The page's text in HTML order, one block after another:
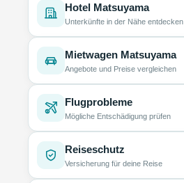
Hotel Matsuyama
Unterkünfte in der Nähe entdecken
Mietwagen Matsuyama
Angebote und Preise vergleichen
Flugprobleme
Mögliche Entschädigung prüfen
Reiseschutz
Versicherung für deine Reise